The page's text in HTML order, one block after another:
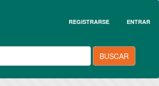
REGISTRARSE ENTRAR
BUSCAR